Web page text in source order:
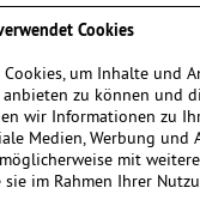
Cookies
um Inhalte und
zu können und
wir Informationen zu
Medien, Werbung und
mit
im Rahmen Ihrer